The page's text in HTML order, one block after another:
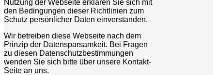
Nutzung der Webseite erklären Sie sich mit
den Bedingungen dieser Richtlinien zum
Schutz persönlicher Daten einverstanden.
Wir betreiben diese Webseite nach dem
Prinzip der Datensparsamkeit. Bei Fragen
zu diesen Datenschutzbestimmungen
wenden Sie sich bitte über unsere Kontakt-
Seite an uns.